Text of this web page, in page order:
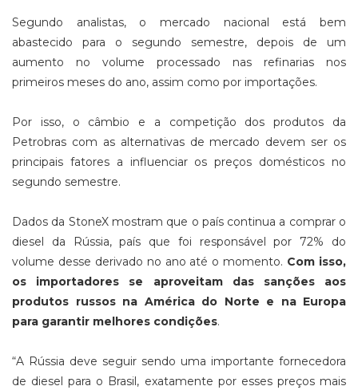
Segundo analistas, o mercado nacional está bem
abastecido para o segundo semestre, depois de um
aumento no volume processado nas refinarias nos
primeiros meses do ano, assim como por importações.
Por isso, o câmbio e a competição dos produtos da
Petrobras com as alternativas de mercado devem ser os
principais fatores a influenciar os preços domésticos no
segundo semestre.
Dados da StoneX mostram que o país continua a comprar o
diesel da Rússia, país que foi responsável por 72% do
volume desse derivado no ano até o momento. Com isso,
os
importadores se aproveitam das sanções aos
produtos russos na América do Norte e na Europa
para garantir melhores condições.
“A Rússia deve seguir sendo uma importante fornecedora
de diesel para o Brasil, exatamente por esses preços mais